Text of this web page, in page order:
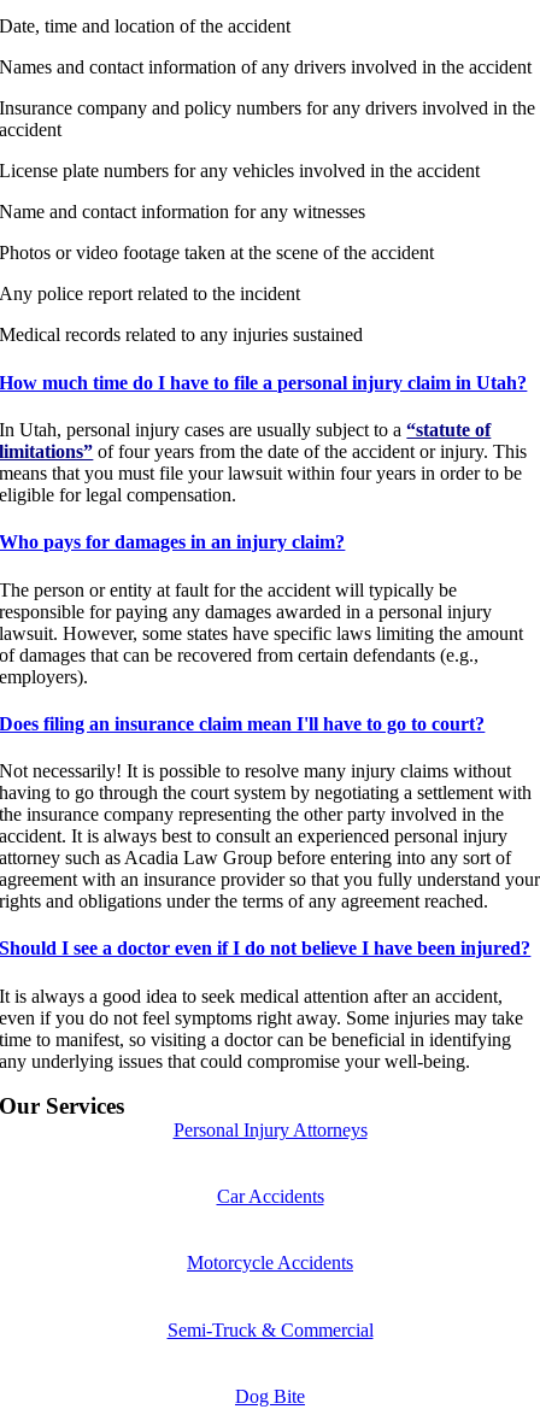
Date, time and location of the accident
Names and contact information of any drivers involved in the accident
Insurance company and policy numbers for any drivers involved in the
accident
License plate numbers for any vehicles involved in the accident
Name and contact information for any witnesses
Photos or video footage taken at the scene of the accident
Any police report related to the incident
Medical records related to any injuries sustained
How much time do I have to file a personal injury claim in Utah?
In Utah, personal injury cases are usually subject to a “statute of
limitations” of four years from the date of the accident or injury. This
means that you must file your lawsuit within four years in order to be
eligible for legal compensation.
Who pays for damages in an injury claim?
The person or entity at fault for the accident will typically be
responsible for paying any damages awarded in a personal injury
lawsuit. However, some states have specific laws limiting the amount
of damages that can be recovered from certain defendants (e.g.,
employers).
Does filing an insurance claim mean I'll have to go to court?
Not necessarily! It is possible to resolve many injury claims without
having to go through the court system by negotiating a settlement with
the insurance company representing the other party involved in the
accident. It is always best to consult an experienced personal injury
attorney such as Acadia Law Group before entering into any sort of
agreement with an insurance provider so that you fully understand your
rights and obligations under the terms of any agreement reached.
Should I see a doctor even if I do not believe I have been injured?
It is always a good idea to seek medical attention after an accident,
even if you do not feel symptoms right away. Some injuries may take
time to manifest, so visiting a doctor can be beneficial in identifying
any underlying issues that could compromise your well-being.
Our Services
Personal Injury Attorneys
Car Accidents
Motorcycle Accidents
Semi-Truck & Commercial
Dog Bite